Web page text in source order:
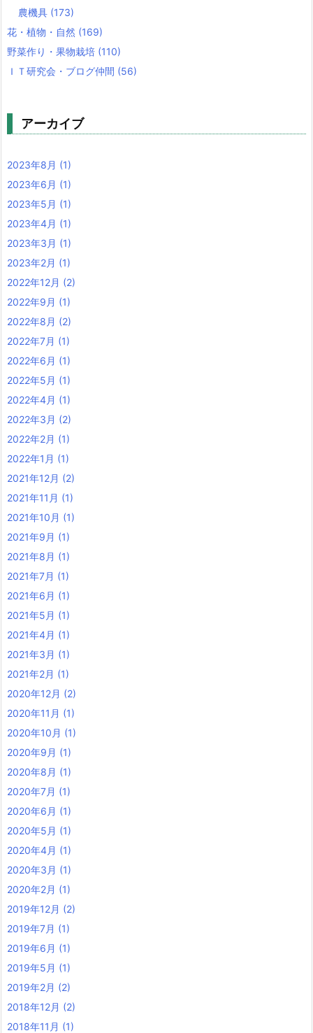
農機具 (173)
花・植物・自然 (169)
野菜作り・果物栽培 (110)
ＩＴ研究会・ブログ仲間 (56)
アーカイブ
2023年8月 (1)
2023年6月 (1)
2023年5月 (1)
2023年4月 (1)
2023年3月 (1)
2023年2月 (1)
2022年12月 (2)
2022年9月 (1)
2022年8月 (2)
2022年7月 (1)
2022年6月 (1)
2022年5月 (1)
2022年4月 (1)
2022年3月 (2)
2022年2月 (1)
2022年1月 (1)
2021年12月 (2)
2021年11月 (1)
2021年10月 (1)
2021年9月 (1)
2021年8月 (1)
2021年7月 (1)
2021年6月 (1)
2021年5月 (1)
2021年4月 (1)
2021年3月 (1)
2021年2月 (1)
2020年12月 (2)
2020年11月 (1)
2020年10月 (1)
2020年9月 (1)
2020年8月 (1)
2020年7月 (1)
2020年6月 (1)
2020年5月 (1)
2020年4月 (1)
2020年3月 (1)
2020年2月 (1)
2019年12月 (2)
2019年7月 (1)
2019年6月 (1)
2019年5月 (1)
2019年2月 (2)
2018年12月 (2)
2018年11月 (1)